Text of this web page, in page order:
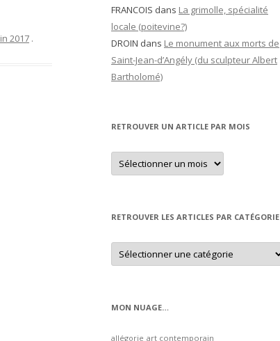
2017 .
FRANCOIS dans La grimolle, spécialité
locale (poitevine?)
DROIN dans Le monument aux morts de
Saint-Jean-d’Angély (du sculpteur Albert
Bartholomé)
RETROUVER UN ARTICLE PAR MOIS
Retrouver
un
article
RETROUVER LES ARTICLES PAR CATÉGORIE
Retrouver
les
articles
MON NUAGE…
allégorie art contemporain